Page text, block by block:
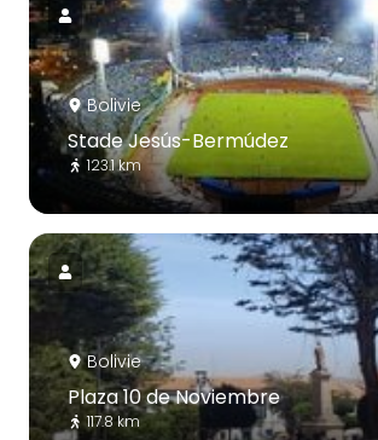
Bolivie
Stade Jesús-Bermúdez
123.1 km
Bolivie
Plaza 10 de Noviembre
117.8 km